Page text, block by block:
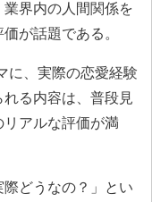
界内の人間関係を
が話題である。
に、実際の恋愛経験
る内容は、普段見
アルな評価が満
どうなの？」とい